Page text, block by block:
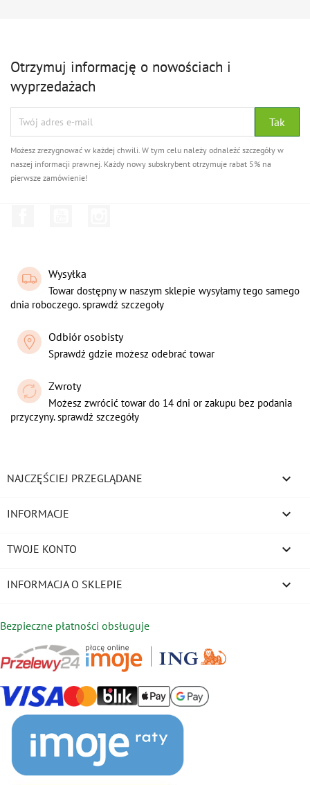
Otrzymuj informację o nowościach i
wyprzedażach
Możesz zrezygnować w każdej chwili. W tym celu należy odnaleźć szczegóły w
naszej informacji prawnej. Każdy nowy subskrybent otrzymuje rabat 5% na
pierwsze zamówienie!
Wysyłka
Towar dostępny w naszym sklepie wysyłamy tego samego
dnia roboczego. sprawdź szczegoły
Odbiór osobisty
Sprawdź gdzie możesz odebrać towar
Zwroty
Możesz zwrócić towar do 14 dni or zakupu bez podania
przyczyny. sprawdź szczegóły
NAJCZĘŚCIEJ PRZEGLĄDANE 
INFORMACJE 
TWOJE KONTO 
INFORMACJA O SKLEPIE keyboard_arrow_down
Bezpieczne płatności obsługuje